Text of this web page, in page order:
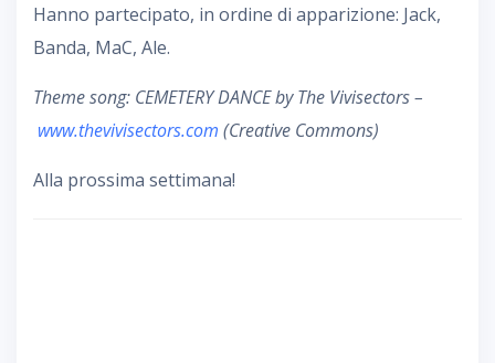
Hanno partecipato, in ordine di apparizione: Jack,
Banda, MaC, Ale.
Theme song: CEMETERY DANCE by The Vivisectors –
www.thevivisectors.com (Creative Commons)
Alla prossima settimana!